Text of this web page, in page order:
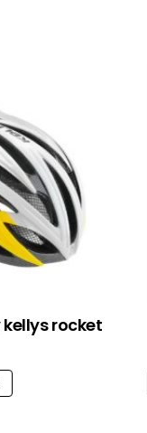
rocket